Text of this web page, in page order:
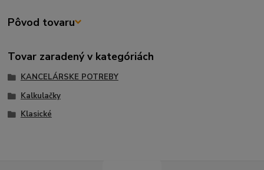
Pôvod tovaru
Tovar zaradený v kategóriách
KANCELÁRSKE POTREBY
Kalkulačky
Klasické